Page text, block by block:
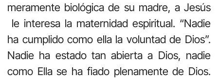
meramente biológica de su madre, a Jesús
le interesa la maternidad espiritual. “Nadie
ha cumplido como ella la voluntad de Dios”.
Nadie ha estado tan abierta a Dios, nadie
como Ella se ha fiado plenamente de Dios.